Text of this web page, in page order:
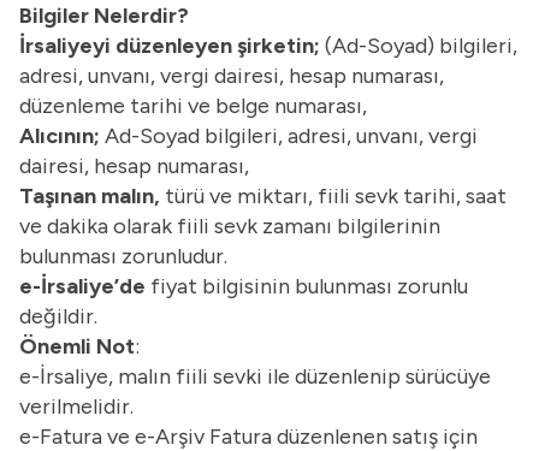
Bilgiler Nelerdir?
İrsaliyeyi düzenleyen şirketin; (Ad-Soyad) bilgileri,
adresi, unvanı, vergi dairesi, hesap numarası,
düzenleme tarihi ve belge numarası,
Alıcının; Ad-Soyad bilgileri, adresi, unvanı, vergi
dairesi, hesap numarası,
Taşınan malın, türü ve miktarı, fiili sevk tarihi, saat
ve dakika olarak fiili sevk zamanı bilgilerinin
bulunması zorunludur.
e-İrsaliye’de fiyat bilgisinin bulunması zorunlu
değildir.
Önemli Not:
e-İrsaliye, malın fiili sevki ile düzenlenip sürücüye
verilmelidir.
e-Fatura ve e-Arşiv Fatura düzenlenen satış için